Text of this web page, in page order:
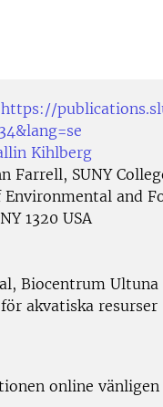
https://
Kihlberg
Farrell, SUNY
and
1320 USA
Biocentrum
akvatiska resurser
online